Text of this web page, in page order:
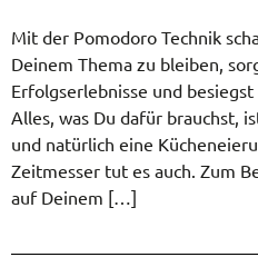
Mit der Pomodoro Technik
Deinem Thema zu bleiben,
Erfolgserlebnisse und
Alles, was Du dafür brauchst,
und natürlich eine
Zeitmesser tut es auch. Zum
auf Deinem […]